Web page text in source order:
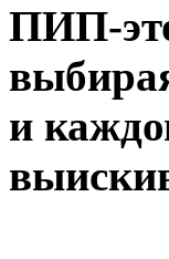
ПИП-
и